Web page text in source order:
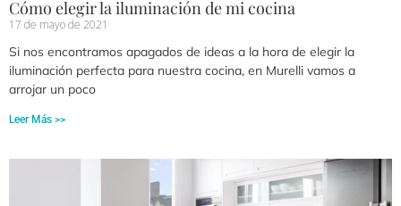
Cómo elegir la iluminación de mi cocina
17 de mayo de 2021
Si nos encontramos apagados de ideas a la hora de elegir la
iluminación perfecta para nuestra cocina, en Murelli vamos a
arrojar un poco
Leer Más >>